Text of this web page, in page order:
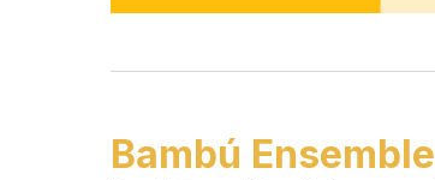
Bambú Ensemble